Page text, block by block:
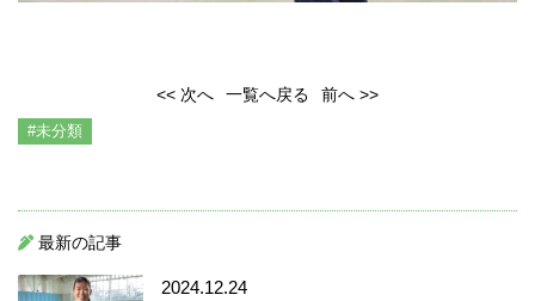
<< 次へ 一覧へ戻る 前へ >>
#未分類
最新の記事
2024.12.24